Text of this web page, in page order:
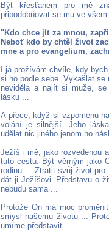
Být křesťanem pro mě
připodobňovat se mu ve všem.
"Kdo chce jít za mnou,
Neboť kdo by chtěl život
mne a pro evangelium,
I já prožívám chvíle, kdy
si ho podle sebe. Vykašlat se
neviděla a najít si muže,
lásku ...
A přece, když si vzpomenu
volání je silnější. Jeho
udělat nic jiného jenom ho
Ježíš i mě, jako rozvedenou
tuto cestu. Být věrným jako
rodinu ... Ztratit svůj život
dát ji Ježíšovi. Představu o
nebudu sama ...
Protože On má moc
smysl našemu životu ...
umíme představit ...